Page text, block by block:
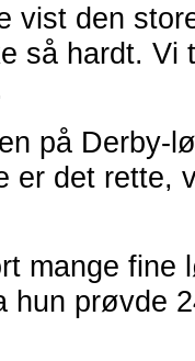
vist den
så hardt. Vi
på Derby-
er det rette,
mange fine
hun prøvde